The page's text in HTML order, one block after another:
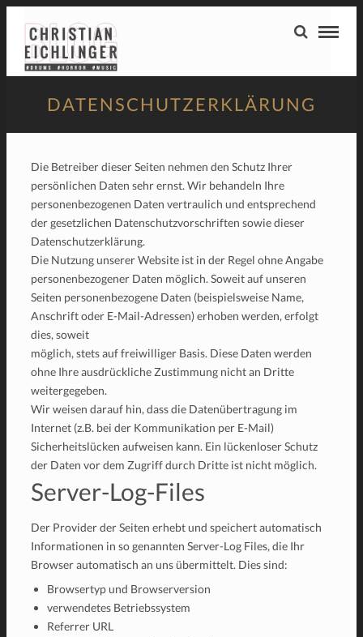
DATENSCHUTZERKLÄRUNG
Die Betreiber dieser Seiten nehmen den Schutz Ihrer
persönlichen Daten sehr ernst. Wir behandeln Ihre
personenbezogenen Daten vertraulich und entsprechend
der gesetzlichen Datenschutzvorschriften sowie dieser
Datenschutzerklärung.
Die Nutzung unserer Website ist in der Regel ohne Angabe
personenbezogener Daten möglich. Soweit auf unseren
Seiten personenbezogene Daten (beispielsweise Name,
Anschrift oder E-Mail-Adressen) erhoben werden, erfolgt
dies, soweit
möglich, stets auf freiwilliger Basis. Diese Daten werden
ohne Ihre ausdrückliche Zustimmung nicht an Dritte
weitergegeben.
Wir weisen darauf hin, dass die Datenübertragung im
Internet (z.B. bei der Kommunikation per E-Mail)
Sicherheitslücken aufweisen kann. Ein lückenloser Schutz
der Daten vor dem Zugriff durch Dritte ist nicht möglich.
Server-Log-Files
Der Provider der Seiten erhebt und speichert automatisch
Informationen in so genannten Server-Log Files, die Ihr
Browser automatisch an uns übermittelt. Dies sind:
Browsertyp und Browserversion
verwendetes Betriebssystem
Referrer URL